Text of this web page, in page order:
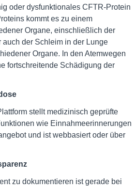
oder dysfunktionales CFTR-Protein
kommt es zu einem
Organe, einschließlich der
der Schleim in der Lunge
Organe. In den Atemwegen
fortschreitende Schädigung der
stellt medizinisch geprüfte
wie Einnahmeerinnerungen
und ist webbasiert oder über
zu dokumentieren ist gerade bei